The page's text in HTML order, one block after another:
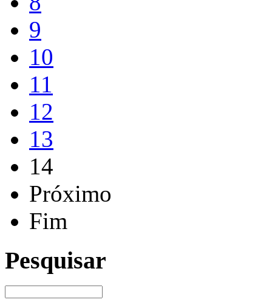
9
10
11
12
13
14
Próximo
Fim
Pesquisar